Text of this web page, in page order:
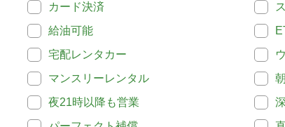
カード決済
給油可能
宅配レンタカー
マンスリーレンタル
夜21時以降も営業